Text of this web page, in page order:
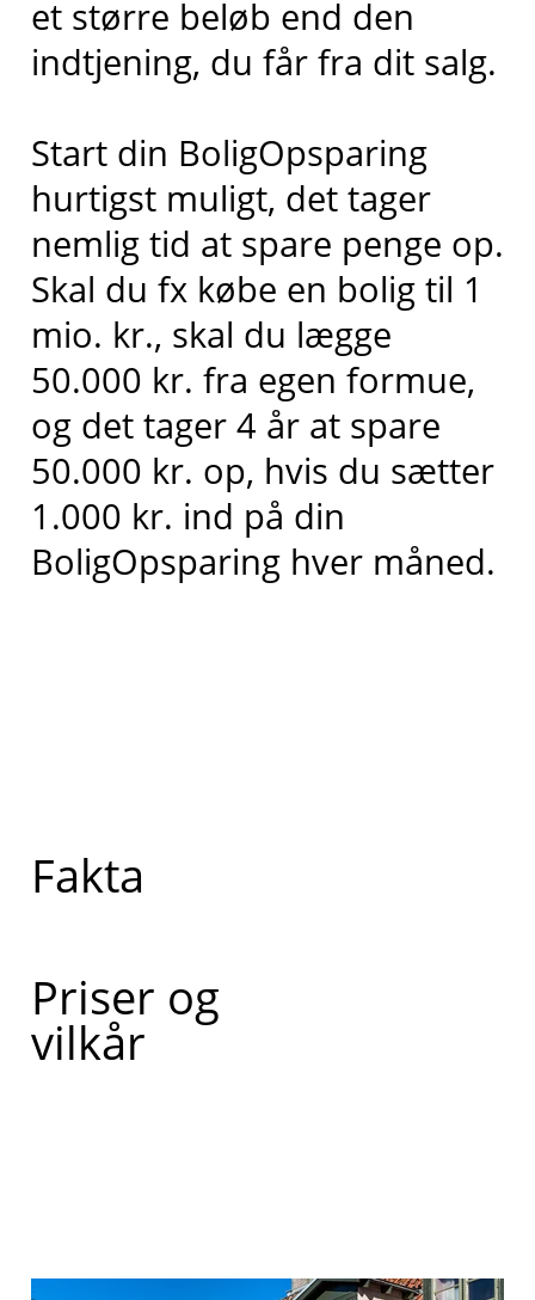
et større beløb end den
indtjening, du får fra dit salg.
Start din BoligOpsparing
hurtigst muligt, det tager
nemlig tid at spare penge op.
Skal du fx købe en bolig til 1
mio. kr., skal du lægge
50.000 kr. fra egen formue,
og det tager 4 år at spare
50.000 kr. op, hvis du sætter
1.000 kr. ind på din
BoligOpsparing hver måned.
Fakta
Priser og
vilkår